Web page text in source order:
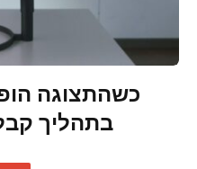
כשהתצוגה
בתהליך